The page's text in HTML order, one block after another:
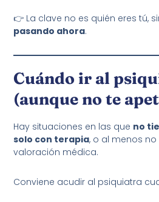
👉 La clave no es quién eres tú,
pasando ahora.
Cuándo ir al
(aunque no te
Hay situaciones en las que no
solo con terapia, o al menos
valoración médica.
Conviene acudir al psiquiatra